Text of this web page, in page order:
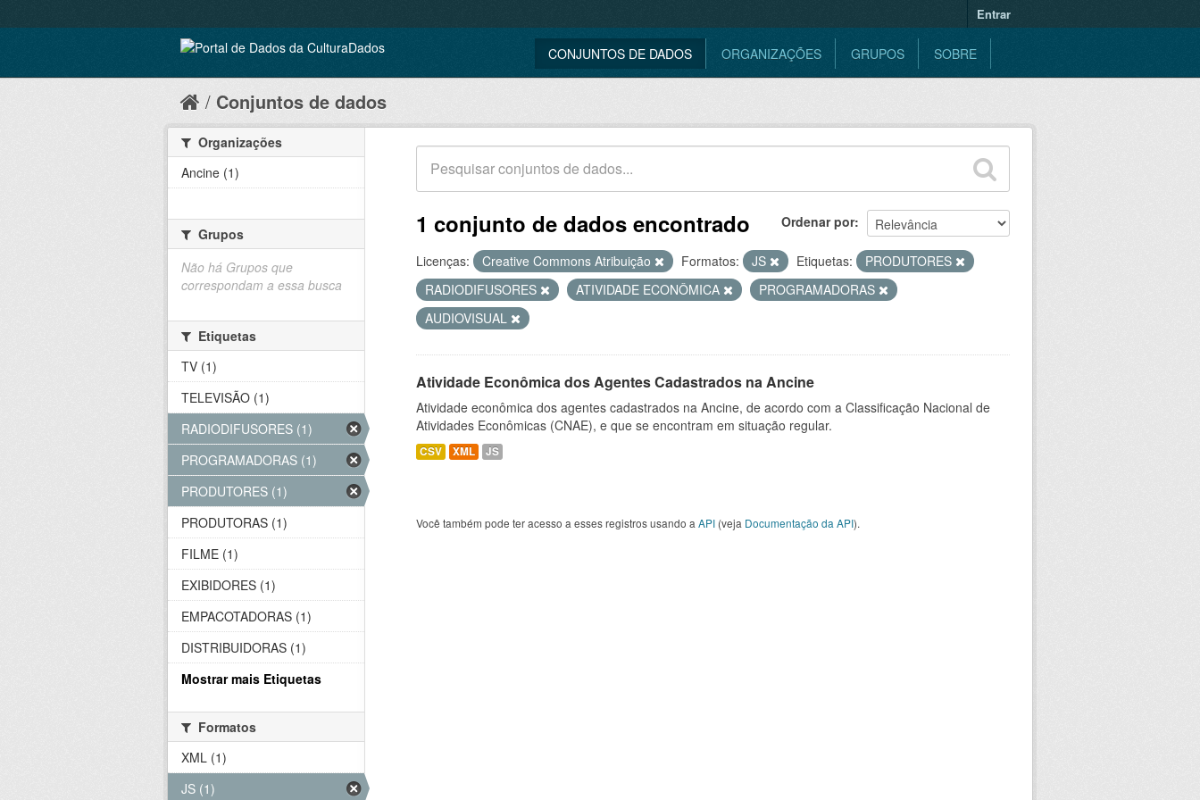
Entrar
CONJUNTOS DE DADOS ORGANIZAÇÕES GRUPOS SOBRE
Conjuntos de dados
Ordenar por
1 conjunto de dados encontrado
Licenças: Creative Commons Atribuição Formatos: JS Etiquetas:
PRODUTORES
RADIODIFUSORES
ATIVIDADE ECONÔMICA
PROGRAMADORAS
AUDIOVISUAL
Atividade Econômica dos Agentes Cadastrados na Ancine
Atividade econômica dos agentes cadastrados na Ancine, de acordo com a Classificação Nacional de
Atividades Econômicas (CNAE), e que se encontram em situação regular.
CSV XML JS
Você também pode ter acesso a esses registros usando a API (veja Documentação da API).
Organizações
Ancine (1)
Grupos
Não há Grupos que
correspondam a essa busca
Etiquetas
TV (1)
TELEVISÃO (1)
RADIODIFUSORES (1)
PROGRAMADORAS (1)
PRODUTORES (1)
PRODUTORAS (1)
FILME (1)
EXIBIDORES (1)
EMPACOTADORAS (1)
DISTRIBUIDORAS (1)
Mostrar mais Etiquetas
Formatos
XML (1)
JS (1)